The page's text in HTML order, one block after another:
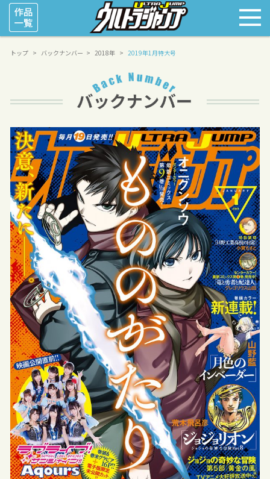
トップ バックナンバー 2018年 2019年1月特大号